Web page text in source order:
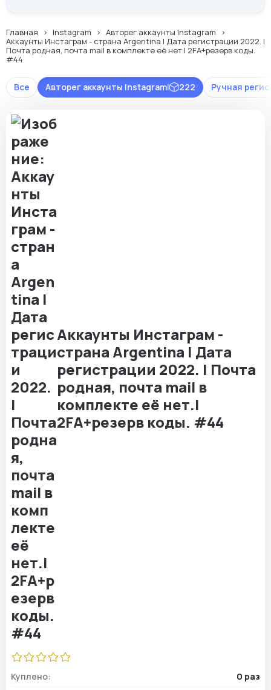
Главная Instagram
Авторег аккаунты Instagram
Аккаунты Инстаграм - страна Argentina | Дата регистрации 2022. |
Почта родная, почта mail в комплекте её нет.| 2FA+резерв коды.
#44
Все Ручная
Авторег аккаунты Instagram| 222
Аккаунты Инстаграм -
страна Argentina | Дата
регистрации 2022. | Почта
родная, почта mail в
комплекте её нет.|
2FA+резерв коды. #44
Куплено:
0 раз